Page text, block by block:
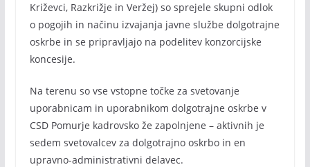
Križevci, Razkrižje in Veržej) so sprejele skupni odlok
o pogojih in načinu izvajanja javne službe dolgotrajne
oskrbe in se pripravljajo na podelitev konzorcijske
koncesije.
Na terenu so vse vstopne točke za svetovanje
uporabnicam in uporabnikom dolgotrajne oskrbe v
CSD Pomurje kadrovsko že zapolnjene – aktivnih je
sedem svetovalcev za dolgotrajno oskrbo in en
upravno-administrativni delavec.